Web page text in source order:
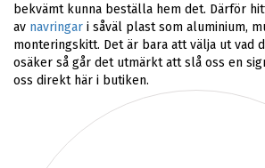
bekvämt kunna beställa hem det. Därför
av navringar i såväl plast som aluminium,
monteringskitt. Det är bara att välja ut vad
osäker så går det utmärkt att slå oss en
oss direkt här i butiken.